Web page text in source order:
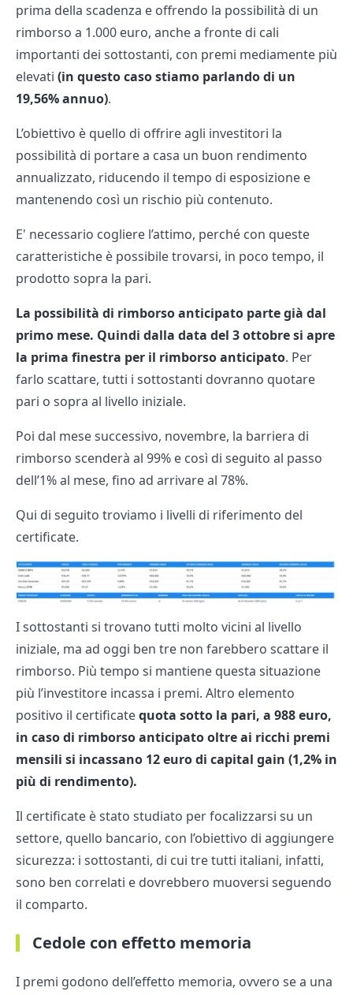
prima della scadenza e offrendo la possibilità di un
rimborso a 1.000 euro, anche a fronte di cali
importanti dei sottostanti, con premi mediamente più
elevati (in questo caso stiamo parlando di un
19,56% annuo).
L’obiettivo è quello di offrire agli investitori la
possibilità di portare a casa un buon rendimento
annualizzato, riducendo il tempo di esposizione e
mantenendo così un rischio più contenuto.
E' necessario cogliere l’attimo, perché con queste
caratteristiche è possibile trovarsi, in poco tempo, il
prodotto sopra la pari.
La possibilità di rimborso anticipato parte già dal
primo mese. Quindi dalla data del 3 ottobre si apre
la prima finestra per il rimborso anticipato. Per
farlo scattare, tutti i sottostanti dovranno quotare
pari o sopra al livello iniziale.
Poi dal mese successivo, novembre, la barriera di
rimborso scenderà al 99% e così di seguito al passo
dell’1% al mese, fino ad arrivare al 78%.
Qui di seguito troviamo i livelli di riferimento del
certificate.
I sottostanti si trovano tutti molto vicini al livello
iniziale, ma ad oggi ben tre non farebbero scattare il
rimborso. Più tempo si mantiene questa situazione
più l’investitore incassa i premi. Altro elemento
positivo il certificatequota sotto la pari, a 988 euro,
in caso di rimborso anticipato oltre ai ricchi premi
mensili si incassano 12 euro di capital gain (1,2% in
più di rendimento).
Il certificate è stato studiato per focalizzarsi su un
settore, quello bancario, con l’obiettivo di aggiungere
sicurezza: i sottostanti, di cui tre tutti italiani, infatti,
sono ben correlati e dovrebbero muoversi seguendo
il comparto.
Cedole con effetto memoria
I premi godono dell’effetto memoria, ovvero se a una